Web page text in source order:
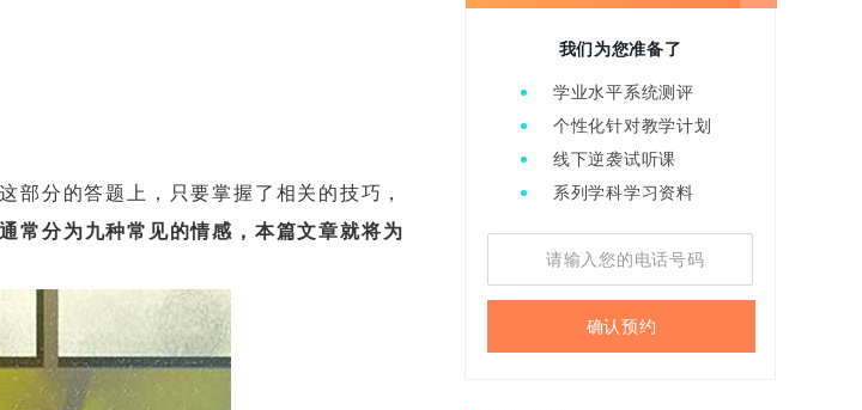
分的答题上，只要掌握了相关的技巧，
常分为九种常见的情感，本篇文章就将为
我们为您准备了
学业水平系统测评
个性化针对教学计划
线下逆袭试听课
系列学科学习资料
确认预约